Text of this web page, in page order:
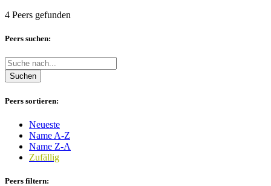
4 Peers gefunden
Peers suchen:
Suchen
Peers sortieren:
Neueste
Name A-Z
Name Z-A
Zufällig
Peers filtern: